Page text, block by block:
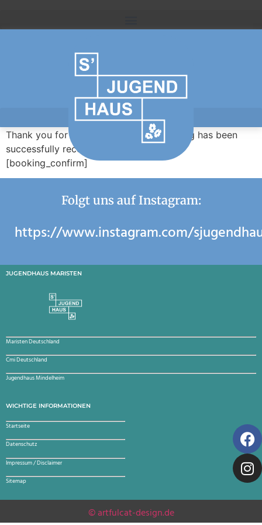
Thank you for your booking. Your booking has been
successfully received.
[booking_confirm]
Folgt uns auf Instagram:
https://www.instagram.com/
JUGENDHAUS MARISTEN
Maristen Deutschland
Cmi Deutschland
Jugendhaus Mindelheim
WICHTIGE INFORMATIONEN
Startseite
Datenschutz
Impressum / Disclaimer
Sitemap
© artfulcat-design.de